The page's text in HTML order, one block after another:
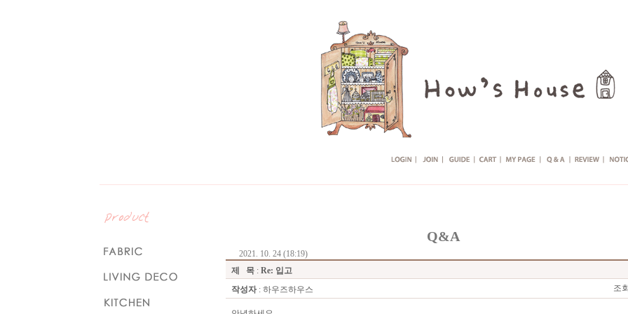
Q&A
2021. 10. 24 (18:19)
제 목 : Re: 입고
작성자: 하우즈하우스 조